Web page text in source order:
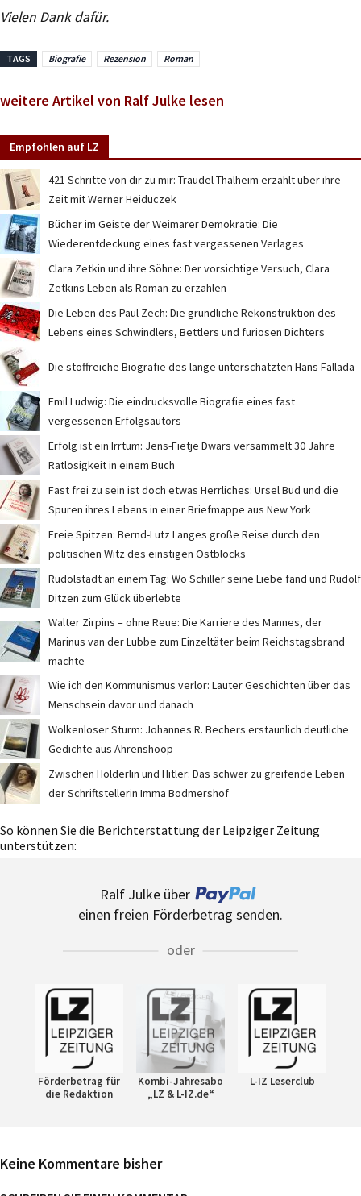
Vielen Dank dafür.
TAGS Biografie Rezension Roman
weitere Artikel von Ralf Julke lesen
Empfohlen auf LZ
421 Schritte von dir zu mir: Traudel Thalheim erzählt über ihre
Zeit mit Werner Heiduczek
Bücher im Geiste der Weimarer Demokratie: Die
Wiederentdeckung eines fast vergessenen Verlages
Clara Zetkin und ihre Söhne: Der vorsichtige Versuch, Clara
Zetkins Leben als Roman zu erzählen
Die Leben des Paul Zech: Die gründliche Rekonstruktion des
Lebens eines Schwindlers, Bettlers und furiosen Dichters
Die stoffreiche Biografie des lange unterschätzten Hans Fallada
Emil Ludwig: Die eindrucksvolle Biografie eines fast
vergessenen Erfolgsautors
Erfolg ist ein Irrtum: Jens-Fietje Dwars versammelt 30 Jahre
Ratlosigkeit in einem Buch
Fast frei zu sein ist doch etwas Herrliches: Ursel Bud und die
Spuren ihres Lebens in einer Briefmappe aus New York
Freie Spitzen: Bernd-Lutz Langes große Reise durch den
politischen Witz des einstigen Ostblocks
Rudolstadt an einem Tag: Wo Schiller seine Liebe fand und Rudolf
Ditzen zum Glück überlebte
Walter Zirpins – ohne Reue: Die Karriere des Mannes, der
Marinus van der Lubbe zum Einzeltäter beim Reichstagsbrand
machte
Wie ich den Kommunismus verlor: Lauter Geschichten über das
Menschsein davor und danach
Wolkenloser Sturm: Johannes R. Bechers erstaunlich deutliche
Gedichte aus Ahrenshoop
Zwischen Hölderlin und Hitler: Das schwer zu greifende Leben
der Schriftstellerin Imma Bodmershof
So können Sie die Berichterstattung der Leipziger Zeitung
unterstützen:
Ralf Julke über
einen freien Förderbetrag senden.
oder
Förderbetrag für
die Redaktion
Kombi-Jahresabo
„LZ & L-IZ.de“
L-IZ Leserclub
Keine Kommentare bisher